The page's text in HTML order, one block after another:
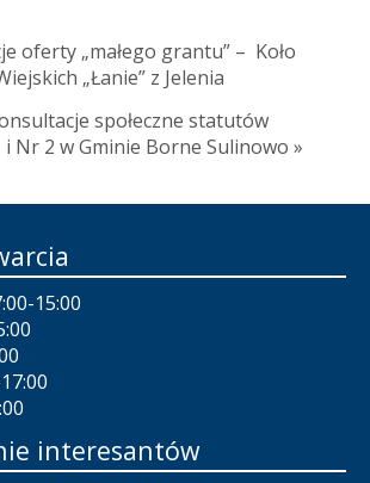
oferty „małego grantu” – Koło
„Łanie” z Jelenia
społeczne statutów
Nr 2 w Gminie Borne Sulinowo »
15:00
interesantów